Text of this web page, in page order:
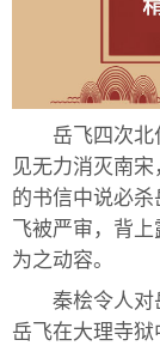
岳飞四次
见无力消灭南
的书信中说必
飞被严审，背
为之动容。
秦桧令人对
岳飞在大理寺